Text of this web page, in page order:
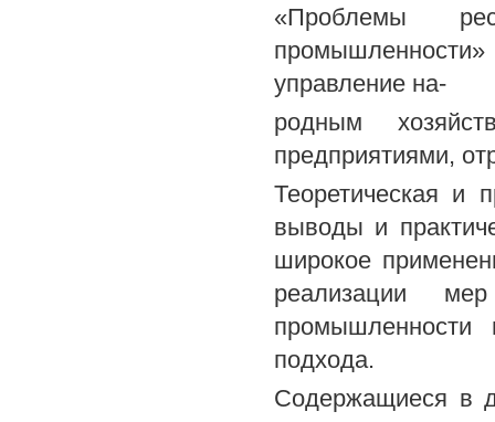
«Проблемы
управление на-
родным
предприятиями,
Теоретическая и
выводы и
широкое
реализации
промышленности
подхода.
Содержащиеся в